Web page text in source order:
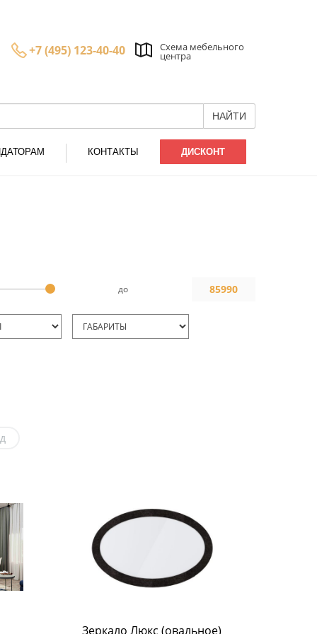
Схема мебельного
центра
+7 (495) 123-40-40
НАЙТИ
КОНТАКТЫ ДИСКОНТ
до
Зеркало Люкс (овальное)